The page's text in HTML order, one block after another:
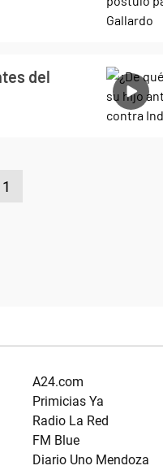
del
1
A24.com
Primicias Ya
Radio La Red
FM Blue
Diario Uno Mendoza